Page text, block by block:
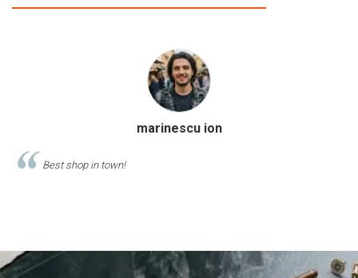
Calinescu Matei
Comand produse de papetarie si birotica de cel putin 10 ani de la